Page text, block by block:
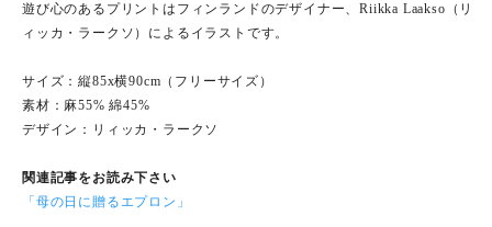
遊び心のあるプリントはフィンランドのデザイナー、Riikka Laakso（リ
ィッカ・ラークソ）によるイラストです。
サイズ：縦85x横90cm（フリーサイズ）
素材：麻55% 綿45%
デザイン：リィッカ・ラークソ
関連記事をお読み下さい
「母の日に贈るエプロン」